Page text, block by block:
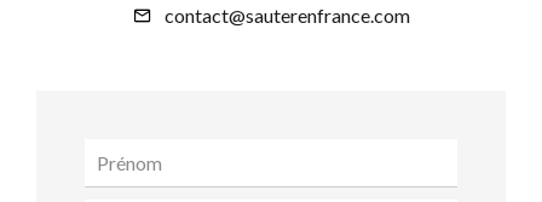
contact@sauterenfrance.com